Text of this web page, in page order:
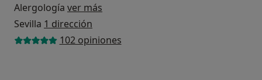
Alergología ver más
Sevilla 1 dirección
102 opiniones